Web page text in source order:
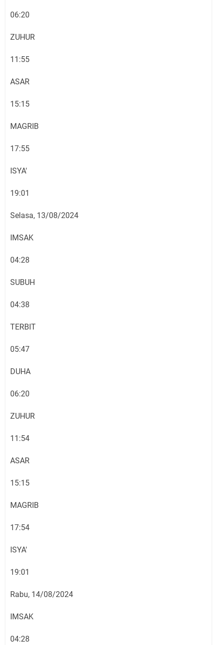
06:20
ZUHUR
11:55
ASAR
15:15
MAGRIB
17:55
ISYA'
19:01
Selasa, 13/08/2024
IMSAK
04:28
SUBUH
04:38
TERBIT
05:47
DUHA
06:20
ZUHUR
11:54
ASAR
15:15
MAGRIB
17:54
ISYA'
19:01
Rabu, 14/08/2024
IMSAK
04:28